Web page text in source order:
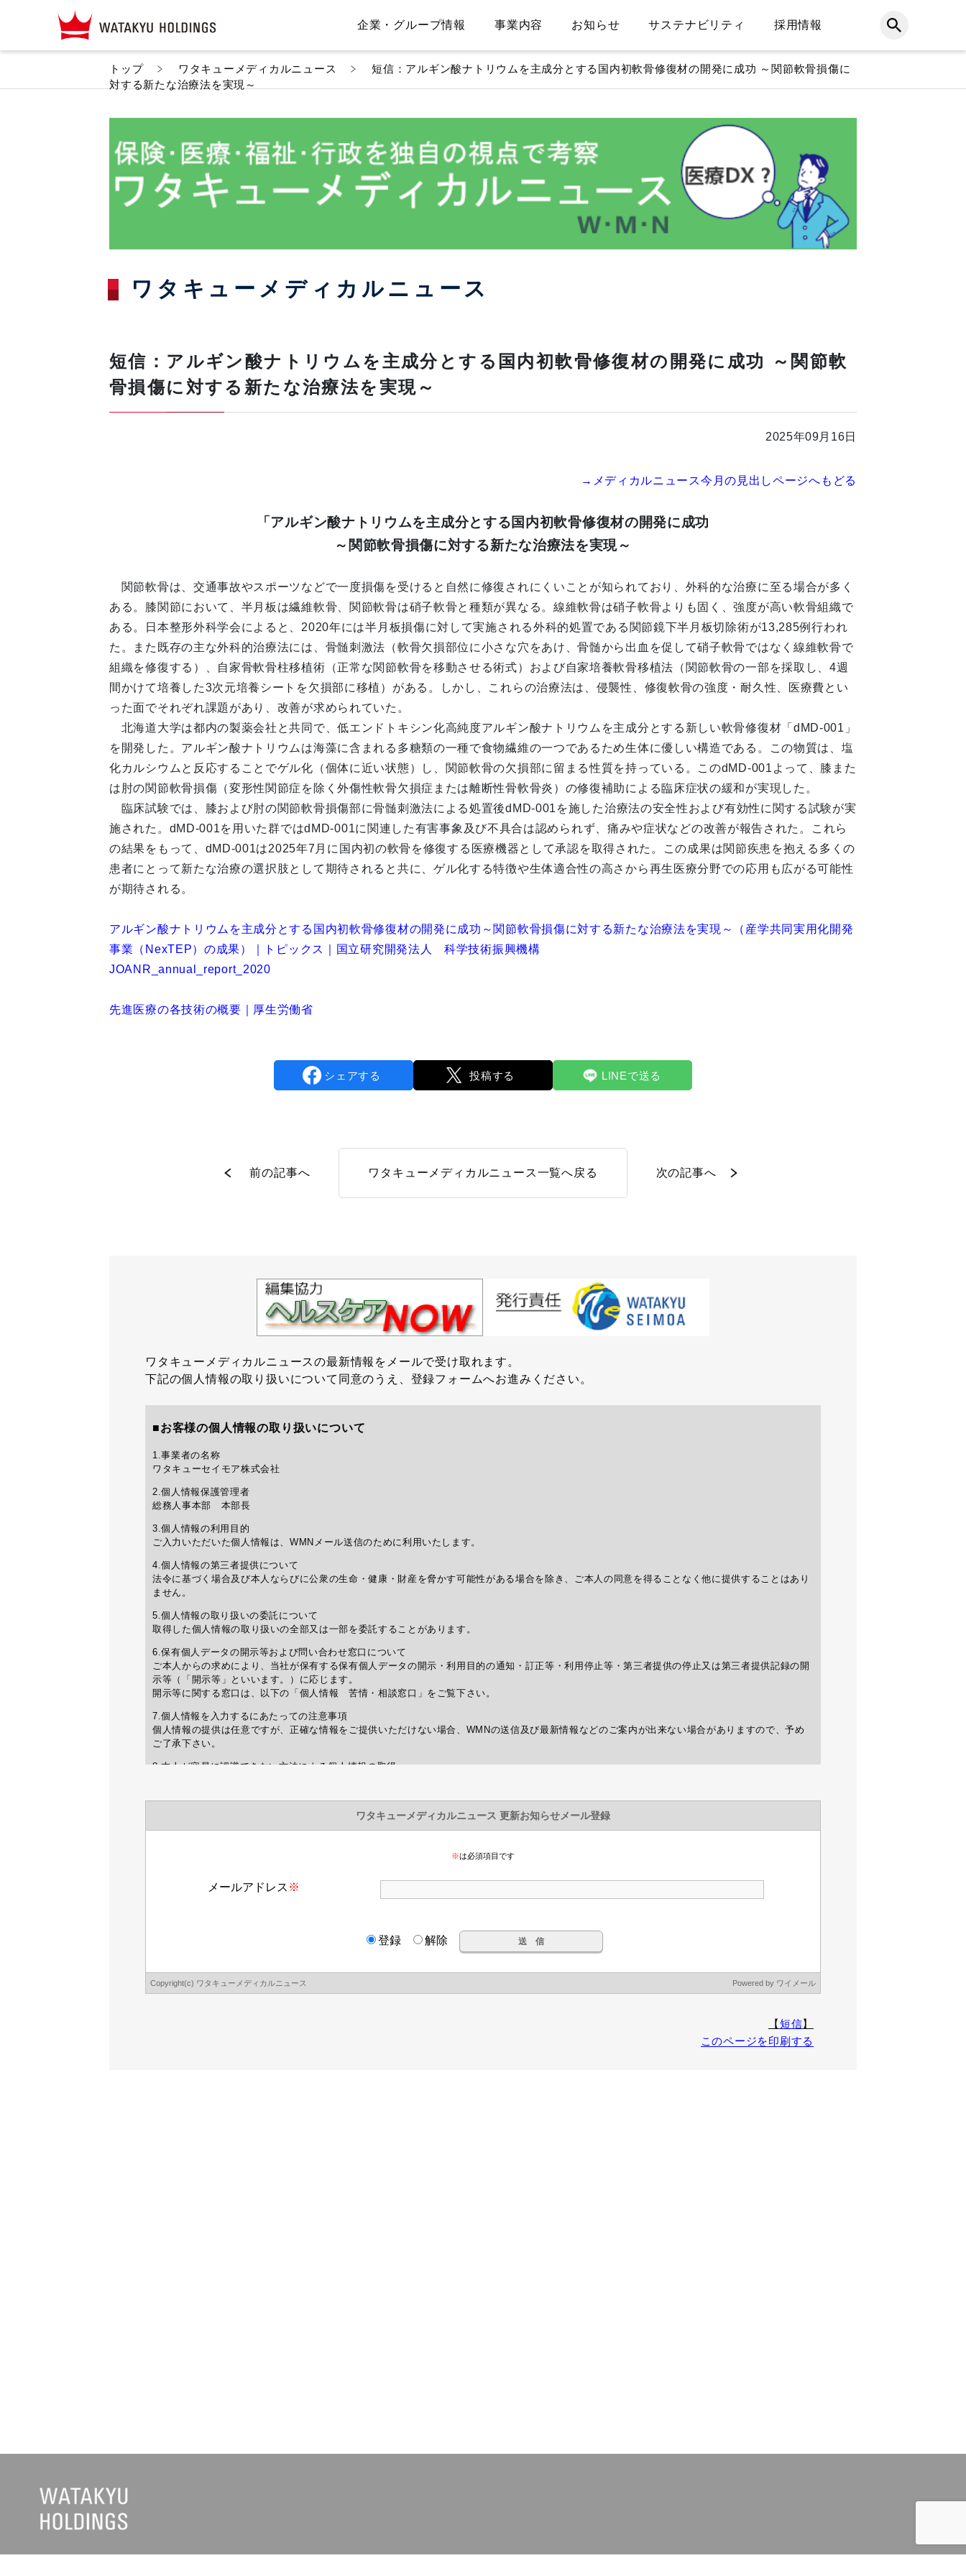
企業・グループ情報 事業内容 お知らせ サステナビリティ 採用情報
トップ ワタキューメディカルニュース
短信：アルギン酸ナトリウムを主成分とする国内初軟骨修復材の開発に成功 ～関節軟骨損傷に
対する新たな治療法を実現～
ワタキューメディカルニュース
短信：アルギン酸ナトリウムを主成分とする国内初軟骨修復材の開発に成功 ～関節軟
骨損傷に対する新たな治療法を実現～
2025年09月16日
→メディカルニュース今月の見出しページへもどる
「アルギン酸ナトリウムを主成分とする国内初軟骨修復材の開発に成功
～関節軟骨損傷に対する新たな治療法を実現～
関節軟骨は、交通事故やスポーツなどで一度損傷を受けると自然に修復されにくいことが知られており、外科的な治療に至る場合が多く
ある。膝関節において、半月板は繊維軟骨、関節軟骨は硝子軟骨と種類が異なる。線維軟骨は硝子軟骨よりも固く、強度が高い軟骨組織で
ある。日本整形外科学会によると、2020年には半月板損傷に対して実施される外科的処置である関節鏡下半月板切除術が13,285例行われ
た。また既存の主な外科的治療法には、骨髄刺激法（軟骨欠損部位に小さな穴をあけ、骨髄から出血を促して硝子軟骨ではなく線維軟骨で
組織を修復する）、自家骨軟骨柱移植術（正常な関節軟骨を移動させる術式）および自家培養軟骨移植法（関節軟骨の一部を採取し、4週
間かけて培養した3次元培養シートを欠損部に移植）がある。しかし、これらの治療法は、侵襲性、修復軟骨の強度・耐久性、医療費とい
った面でそれぞれ課題があり、改善が求められていた。
北海道大学は都内の製薬会社と共同で、低エンドトキシン化高純度アルギン酸ナトリウムを主成分とする新しい軟骨修復材「dMD-001」
を開発した。アルギン酸ナトリウムは海藻に含まれる多糖類の一種で食物繊維の一つであるため生体に優しい構造である。この物質は、塩
化カルシウムと反応することでゲル化（個体に近い状態）し、関節軟骨の欠損部に留まる性質を持っている。このdMD-001よって、膝また
は肘の関節軟骨損傷（変形性関節症を除く外傷性軟骨欠損症または離断性骨軟骨炎）の修復補助による臨床症状の緩和が実現した。
臨床試験では、膝および肘の関節軟骨損傷部に骨髄刺激法による処置後dMD-001を施した治療法の安全性および有効性に関する試験が実
施された。dMD-001を用いた群ではdMD-001に関連した有害事象及び不具合は認められず、痛みや症状などの改善が報告された。これら
の結果をもって、dMD-001は2025年7月に国内初の軟骨を修復する医療機器として承認を取得された。この成果は関節疾患を抱える多くの
患者にとって新たな治療の選択肢として期待されると共に、ゲル化する特徴や生体適合性の高さから再生医療分野での応用も広がる可能性
が期待される。
アルギン酸ナトリウムを主成分とする国内初軟骨修復材の開発に成功～関節軟骨損傷に対する新たな治療法を実現～（産学共同実用化開発
事業（NexTEP）の成果）｜トピックス｜国立研究開発法人 科学技術振興機構
JOANR_annual_report_2020
先進医療の各技術の概要｜厚生労働省
シェアする 投稿する LINEで送る
前の記事へ ワタキューメディカルニュース一覧へ戻る 次の記事へ
ワタキューメディカルニュースの最新情報をメールで受け取れます。
下記の個人情報の取り扱いについて同意のうえ、登録フォームへお進みください。
■お客様の個人情報の取り扱いについて
1.事業者の名称
ワタキューセイモア株式会社
2.個人情報保護管理者
総務人事本部 本部長
3.個人情報の利用目的
ご入力いただいた個人情報は、WMNメール送信のために利用いたします。
4.個人情報の第三者提供について
法令に基づく場合及び本人ならびに公衆の生命・健康・財産を脅かす可能性がある場合を除き、ご本人の同意を得ることなく他に提供することはあり
ません。
5.個人情報の取り扱いの委託について
取得した個人情報の取り扱いの全部又は一部を委託することがあります。
6.保有個人データの開示等および問い合わせ窓口について
ご本人からの求めにより、当社が保有する保有個人データの開示・利用目的の通知・訂正等・利用停止等・第三者提供の停止又は第三者提供記録の開
示等（「開示等」といいます。）に応じます。
開示等に関する窓口は、以下の「個人情報 苦情・相談窓口」をご覧下さい。
7.個人情報を入力するにあたっての注意事項
個人情報の提供は任意ですが、正確な情報をご提供いただけない場合、WMNの送信及び最新情報などのご案内が出来ない場合がありますので、予め
ご了承下さい。
8.本人が容易に認識できない方法による個人情報の取得
9.個人情報の安全管理措置について
取得した個人情報の漏洩、滅失または毀損の防止及び是正、その他個人情報の安全管理のために必要かつ適切な措置を講じます。
このサイトは、(Secure Socket Layer)による暗号化措置を講じています。
〒600-8416 京都市下京区烏丸通高辻下ル薬師前町707 烏丸シティ・コアビル
TEL 075-361-4130 (受付時間 9:00～17:00 但し、土日・祝祭日・年末年始休業日を除く)
【短信】
このページを印刷する